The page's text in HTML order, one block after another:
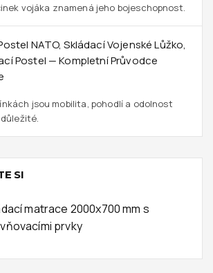
vojáka znamená jeho bojeschopnost.
NATO, Skládací Vojenské Lůžko,
Postel — Kompletní Průvodce
jsou mobilita, pohodlí a odolnost
SI
matrace 2000x700 mm s
prvky